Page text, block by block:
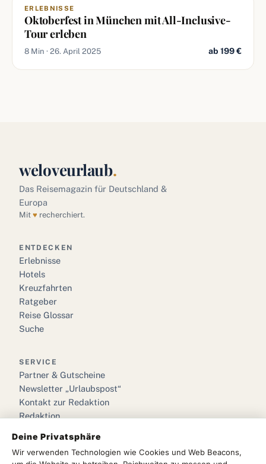
ERLEBNISSE
Oktoberfest in München mit All-Inclusive-
Tour erleben
8 Min · 26. April 2025 ab 199 €
weloveurlaub.
Das Reisemagazin für Deutschland &
Europa
Mit ♥ recherchiert.
ENTDECKEN
Erlebnisse
Hotels
Kreuzfahrten
Ratgeber
Reise Glossar
Suche
SERVICE
Partner & Gutscheine
Newsletter „Urlaubspost“
Kontakt zur Redaktion
Redaktion
RECHTLICHES
Impressum
Deine Privatsphäre
Wir verwenden Technologien wie Cookies und Web Beacons,